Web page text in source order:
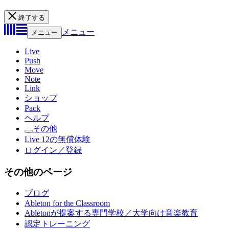
終了する
メニュー
メニュー
Live
Push
Move
Note
Link
ショップ
Pack
ヘルプ
その他
Live 12の無償体験
ログイン／登録
その他のページ
ブログ
Ableton for the Classroom
Abletonが提案する専門学校／大学向け音楽教育
認定トレーニング